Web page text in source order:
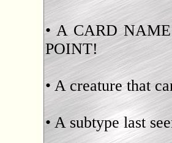
• A CARD
POINT!
• A creature that
• A subtype last